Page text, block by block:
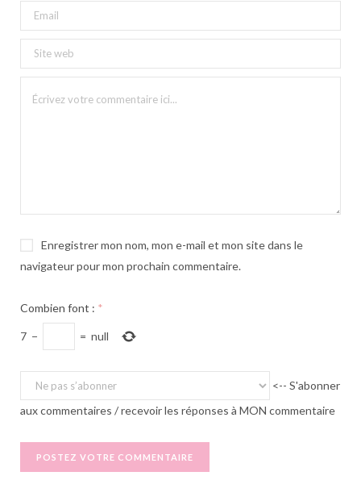
Enregistrer mon nom, mon e-mail et mon site dans le
navigateur pour mon prochain commentaire.
Combien font : *
7 − = null
<-- S'abonner
aux commentaires / recevoir les réponses à MON commentaire